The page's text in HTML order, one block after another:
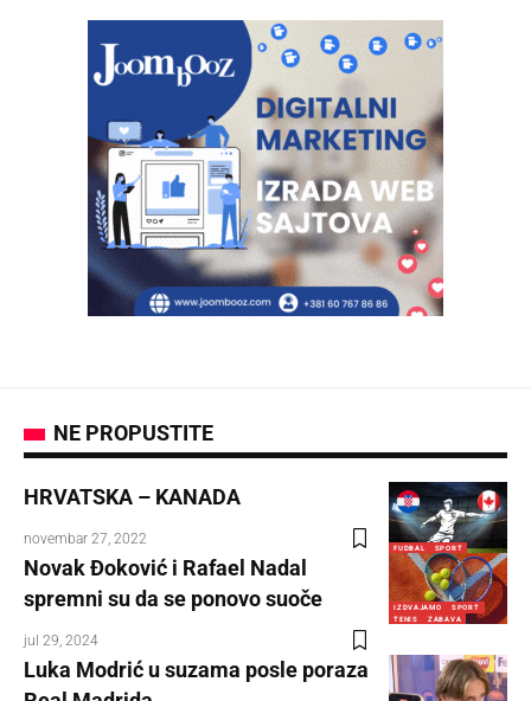
NE PROPUSTITE
FUDBAL SPORT
HRVATSKA – KANADA
novembar 27, 2022
IZDVAJAMO
SPORT
TENIS
ZABAVA
Novak Đoković i Rafael Nadal
spremni su da se ponovo suoče
jul 29, 2024
Luka Modrić u suzama posle poraza